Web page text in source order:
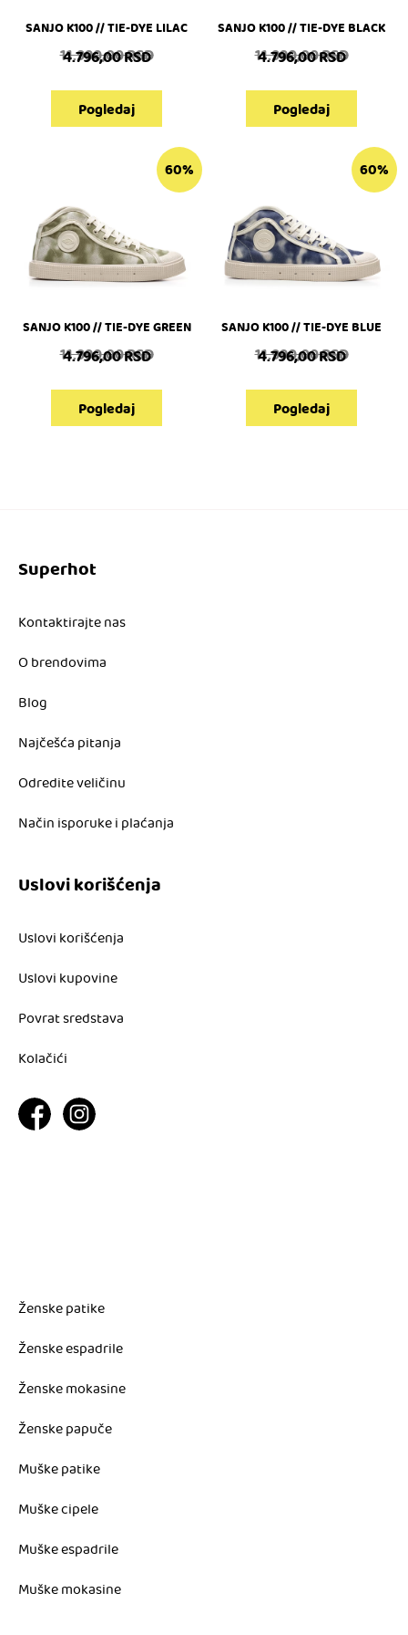
SANJO K100 // TIE-DYE LILAC
11.990,00RSD
4.796,00RSD
Pogledaj
SANJO K100 // TIE-DYE BLACK
11.990,00RSD
4.796,00RSD
Pogledaj
SANJO K100 // TIE-DYE GREEN
11.990,00RSD
4.796,00RSD
60%
Pogledaj
SANJO K100 // TIE-DYE BLUE
11.990,00RSD
4.796,00RSD
60%
Pogledaj
Superhot
Kontaktirajte nas
O brendovima
Blog
Najčešća pitanja
Odredite veličinu
Način isporuke i plaćanja
Uslovi korišćenja
Uslovi korišćenja
Uslovi kupovine
Povrat sredstava
Kolačići
Ženske patike
Ženske espadrile
Ženske mokasine
Ženske papuče
Muške patike
Muške cipele
Muške espadrile
Muške mokasine